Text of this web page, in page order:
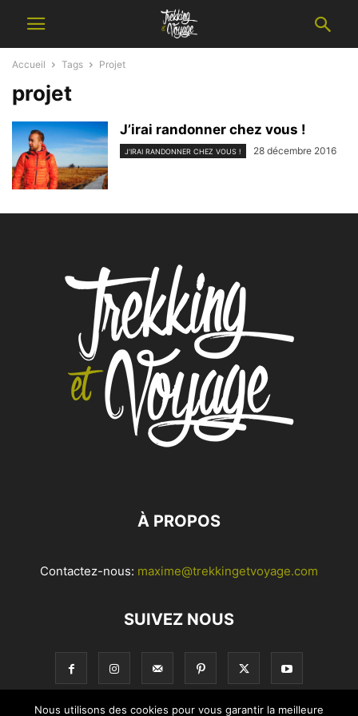
Accueil Tags Projet
projet
J’irai randonner chez vous !
J'IRAI RANDONNER CHEZ VOUS ! 28 décembre 2016
À PROPOS
Contactez-nous: maxime@trekkingetvoyage.com
SUIVEZ NOUS
Nous utilisons des cookies pour vous garantir la meilleure